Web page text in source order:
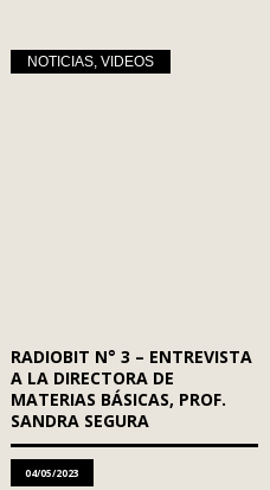
NOTICIAS, VIDEOS
RADIOBIT N° 3 – ENTREVISTA
A LA DIRECTORA DE
MATERIAS BÁSICAS, PROF.
SANDRA SEGURA
04/05/2023